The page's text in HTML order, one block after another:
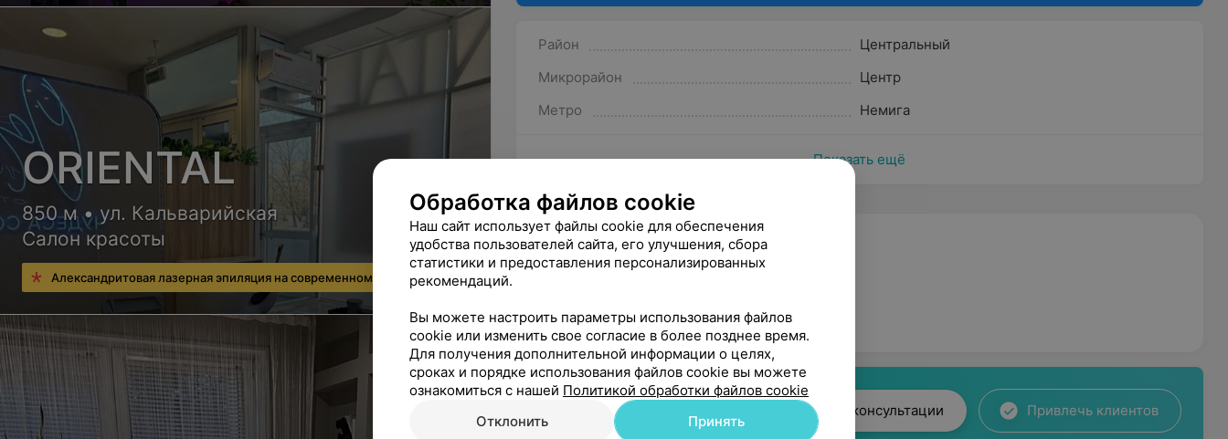
Район
Центральный
Микрорайон
Центр
Метро
Немига
Показать ещё
Минск, ул. Революционная, 26а
МАРШРУТ
Все адреса4
Вы владелец? Подключить онлайн-консультации Привлечь клиентов
ORIENTAL
850 м • ул. Кальварийская
Салон красоты
Александритовая лазерная эпиляция на современном оборудовании
Обработка файлов cookie
Наш сайт использует файлы cookie для обеспечения
удобства пользователей сайта, его улучшения, сбора
статистики и предоставления персонализированных
рекомендаций.
Вы можете настроить параметры использования файлов
cookie или изменить свое согласие в более позднее время.
Для получения дополнительной информации о целях,
сроках и порядке использования файлов cookie вы можете
ознакомиться с нашей Политикой обработки файлов cookie
Отклонить
Принять